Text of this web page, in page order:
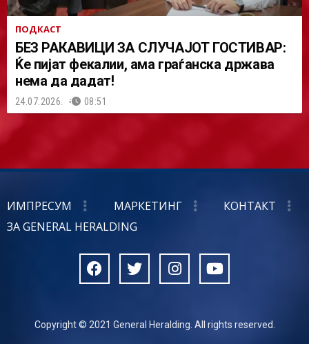
ПОДКАСТ
БЕЗ РАКАВИЦИ ЗА СЛУЧАЈОТ ГОСТИВАР:
Ќе пијат фекалии, ама граѓанска држава
нема да дадат!
24.07.2026. 08:51
ИМПРЕСУМ МАРКЕТИНГ
КОНТАКТ
ЗА GENERAL HERALDING
Copyright © 2021 General Heralding. All rights reserved.